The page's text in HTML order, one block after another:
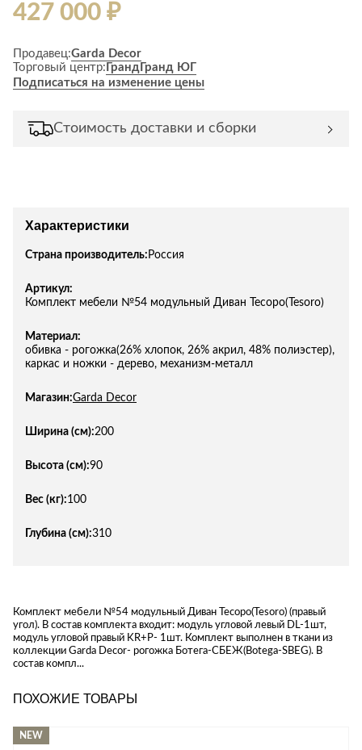
427 000 ₽
Продавец:Garda Decor
Торговый центр: Гранд Гранд ЮГ
Подписаться на изменение цены
Стоимость доставки и сборки
Характеристики
Страна производитель: Россия
Артикул:
Комплект мебели №54 модульный Диван Тесоро(Tesoro)
Материал:
обивка - рогожка(26% хлопок, 26% акрил, 48% полиэстер),
каркас и ножки - дерево, механизм-металл
Магазин:Garda Decor
Ширина (см):200
Высота (см):90
Вес (кг):100
Глубина (см):310
Комплект мебели №54 модульный Диван Тесоро(Tesoro) (правый
угол). В состав комплекта входит: модуль угловой левый DL-1шт,
модуль угловой правый KR+P- 1шт. Комплект выполнен в ткани из
коллекции Garda Decor- рогожка Ботега-СБЕЖ(Botega-SBEG). В
состав компл...
ПОХОЖИЕ ТОВАРЫ
NEW